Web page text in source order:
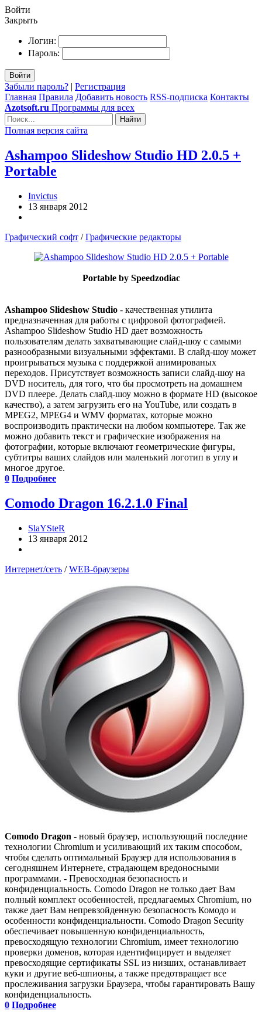
Войти
Закрыть
Логин:
Пароль:
Войти
Забыли пароль? | Регистрация
Главная Правила Добавить новость RSS-подписка Контакты
Azotsoft.ru Программы для всех
Найти
Полная версия сайта
Ashampoo Slideshow Studio HD 2.0.5 +
Portable
Invictus
13 января 2012
Графический софт /Графические редакторы
Portable by Speedzodiac
Ashampoo Slideshow Studio - качественная утилита
предназначенная для работы с цифровой фотографией.
Ashampoo Slideshow Studio HD дает возможность
пользователям делать захватывающие слайд-шоу с самыми
разнообразными визуальными эффектами. В слайд-шоу может
проигрываться музыка с поддержкой анимированых
переходов. Присутствует возможность записи слайд-шоу на
DVD носитель, для того, что бы просмотреть на домашнем
DVD плеере. Делать слайд-шоу можно в формате HD (высокое
качество), а затем загрузить его на YouTube, или создать в
MPEG2, MPEG4 и WMV форматах, которые можно
воспроизводить практически на любом компьютере. Так же
можно добавить текст и графические изображения на
фотографии, которые включают геометрические фигуры,
субтитры ваших слайдов или маленький логотип в углу и
многое другое.
0 Подробнее
Comodo Dragon 16.2.1.0 Final
SlaYSteR
13 января 2012
Интернет/сеть /WEB-браузеры
Comodo Dragon - новый браузер, использующий последние
технологии Chromium и усиливающий их таким способом,
чтобы сделать оптимальный Браузер для использования в
сегодняшнем Интернете, страдающем вредоносными
программами. - Превосходная безопасность и
конфиденциальность. Comodo Dragon не только дает Вам
полный комплект особенностей, предлагаемых Chromium, но
также дает Вам непревзойденную безопасность Комодо и
особенности конфиденциальности. Comodo Dragon Security
обеспечивает повышенную конфиденциальность,
превосходящую технологии Chromium, имеет технологию
проверки доменов, которая идентифицирует и выделяет
превосходящие сертификаты SSL из низших, останавливает
куки и другие веб-шпионы, а также предотвращает все
прослеживания загрузки Браузера, чтобы гарантировать Вашу
конфиденциальность.
0 Подробнее